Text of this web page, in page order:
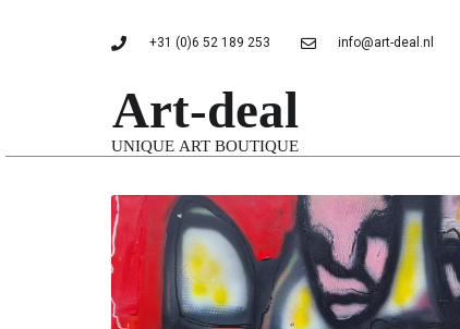
+31 (0)6 52 189 253 info@art-deal.nl